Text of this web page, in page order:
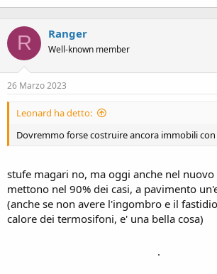
R Ranger
Well-known member
26 Marzo 2023
Leonard ha detto:
Dovremmo forse costruire ancora immobili
stufe magari no, ma oggi anche nel
mettono nel 90% dei casi, a pavimento
(anche se non avere l'ingombro e il
calore dei termosifoni, e' una bella cosa)
.